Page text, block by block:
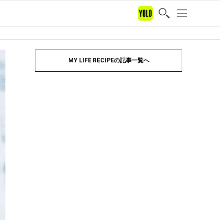
MY LIFE RECIPEの記事一覧へ